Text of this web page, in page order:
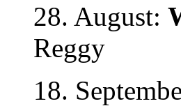
28. August:
Reggy
18.